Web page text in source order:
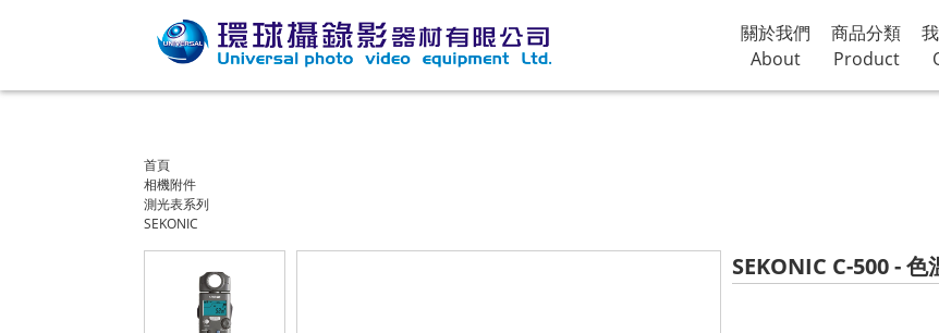
關於我們
About
商品分類
Product
首頁
相機附件
測光表系列
SEKONIC
SEKONIC C-500 - 色